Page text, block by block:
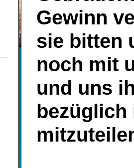
Gewinn
sie bitten
noch mit
und uns